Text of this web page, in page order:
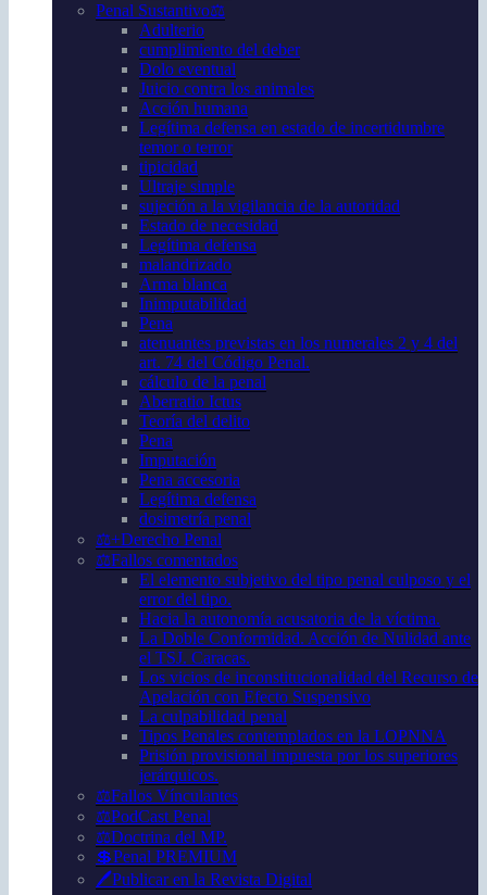
Penal Sustantivo⚖️
Adulterio
cumplimiento del deber
Dolo eventual
Juicio contra los animales
Acción humana
Legítima defensa en estado de incertidumbre
temor o terror
tipicidad
Ultraje simple
sujeción a la vigilancia de la autoridad
Estado de necesidad
Legítima defensa
malandrizado
Arma blanca
Inimputabilidad
Pena
atenuantes previstas en los numerales 2 y 4 del
art. 74 del Código Penal.
cálculo de la penal
Aberratio Ictus
Teoría del delito
Pena
Imputación
Pena accesoria
Legítima defensa
dosimetría penal
⚖️+Derecho Penal
⚖️Fallos comentados
El elemento subjetivo del tipo penal culposo y el
error del tipo.
Hacia la autonomía acusatoria de la víctima.
La Doble Conformidad. Acción de Nulidad ante
el TSJ. Caracas.
Los vicios de inconstitucionalidad del Recurso de
Apelación con Efecto Suspensivo
La culpabilidad penal
Tipos Penales contemplados en la LOPNNA
Prisión provisional impuesta por los superiores
jerárquicos.
⚖️Fallos Vínculantes
⚖️PodCast Penal
⚖️Doctrina del MP.
💲Penal PREMIUM
🖊️Publicar en la Revista Digital